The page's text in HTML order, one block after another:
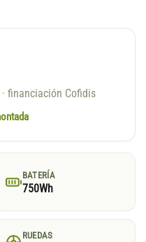
· financiación Cofidis
BATERÍA
750Wh
RUEDAS